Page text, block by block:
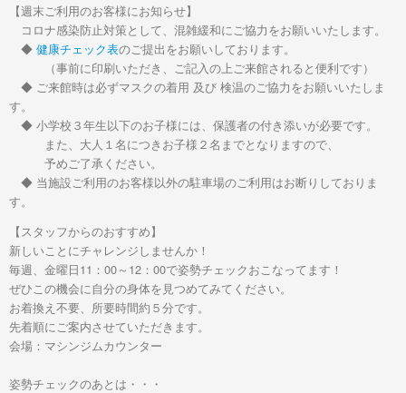
【週末ご利用のお客様にお知らせ】
コロナ感染防止対策として、混雑緩和にご協力をお願いいたします。
◆ 健康チェック表のご提出をお願いしております。
（事前に印刷いただき、ご記入の上ご来館されると便利です）
◆ ご来館時は必ずマスクの着用 及び 検温のご協力をお願いいたしま
す。
◆ 小学校３年生以下のお子様には、保護者の付き添いが必要です。
また、大人１名につきお子様２名までとなりますので、
予めご了承ください。
◆ 当施設ご利用のお客様以外の駐車場のご利用はお断りしておりま
す。
【スタッフからのおすすめ】
新しいことにチャレンジしませんか！
毎週、金曜日11：00～12：00で姿勢チェックおこなってます！
ぜひこの機会に自分の身体を見つめてみてください。
お着換え不要、所要時間約５分です。
先着順にご案内させていただきます。
会場：マシンジムカウンター
姿勢チェックのあとは・・・